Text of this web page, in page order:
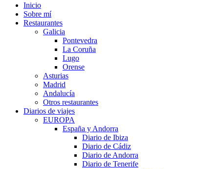
Inicio
Sobre mí
Restaurantes
Galicia
Pontevedra
La Coruña
Lugo
Orense
Asturias
Madrid
Andalucía
Otros restaurantes
Diarios de viajes
EUROPA
España y Andorra
Diario de Ibiza
Diario de Cádiz
Diario de Andorra
Diario de Tenerife